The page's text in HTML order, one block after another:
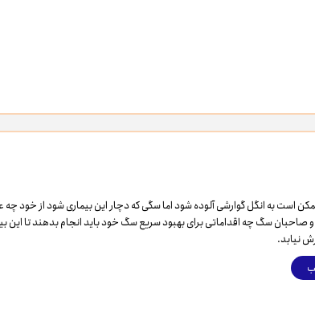
است به انگل گوارشی آلوده شود اما سگی که دچار این بیماری شود از خود چه
سگ چه اقداماتی برای بهبود سریع سگ خود باید انجام بدهند تا این
نیابد.